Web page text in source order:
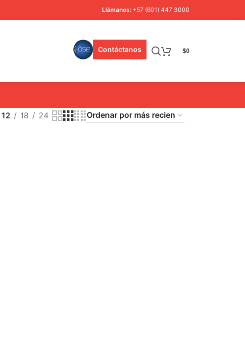
Llámanos: +57 (601) 447 3000
Contáctanos $0
12 18 24